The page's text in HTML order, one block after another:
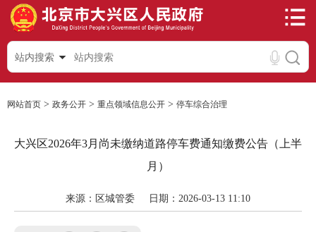
站内搜索
网站首页 > 政务公开 > 重点领域信息公开 > 停车综合治理
大兴区2026年3月尚未缴纳道路停车费通知缴费公告（上半
月）
来源：区城管委 日期：2026-03-13 11:10